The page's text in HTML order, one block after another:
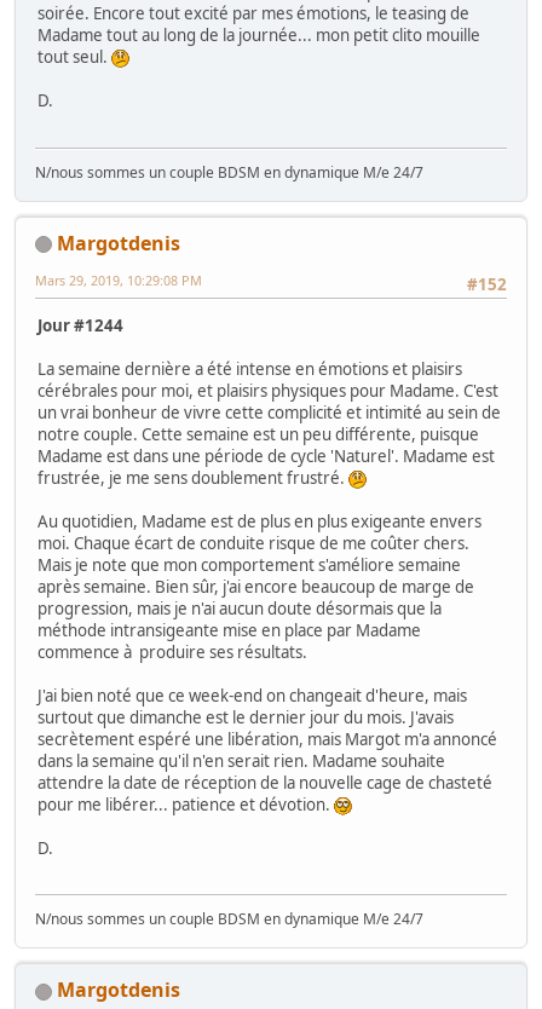
soirée. Encore tout excité par mes émotions, le teasing de
Madame tout au long de la journée... mon petit clito mouille
tout seul.
D.
N/nous sommes un couple BDSM en dynamique M/e 24/7
Margotdenis
#152
Mars 29, 2019, 10:29:08 PM
Jour #1244
La semaine dernière a été intense en émotions et plaisirs
cérébrales pour moi, et plaisirs physiques pour Madame. C'est
un vrai bonheur de vivre cette complicité et intimité au sein de
notre couple. Cette semaine est un peu différente, puisque
Madame est dans une période de cycle 'Naturel'. Madame est
frustrée, je me sens doublement frustré.
Au quotidien, Madame est de plus en plus exigeante envers
moi. Chaque écart de conduite risque de me coûter chers.
Mais je note que mon comportement s'améliore semaine
après semaine. Bien sûr, j'ai encore beaucoup de marge de
progression, mais je n'ai aucun doute désormais que la
méthode intransigeante mise en place par Madame
commence à produire ses résultats.
J'ai bien noté que ce week-end on changeait d'heure, mais
surtout que dimanche est le dernier jour du mois. J'avais
secrètement espéré une libération, mais Margot m'a annoncé
dans la semaine qu'il n'en serait rien. Madame souhaite
attendre la date de réception de la nouvelle cage de chasteté
pour me libérer... patience et dévotion.
D.
N/nous sommes un couple BDSM en dynamique M/e 24/7
Margotdenis